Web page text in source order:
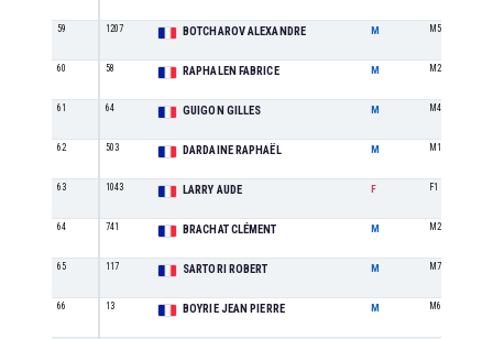
59 1207 BOTCHAROV ALEXANDRE M M5
60 58 RAPHALEN FABRICE M M2
61 64 GUIGON GILLES M M4
62 503 DARDAINE RAPHAËL M M1
63 1043 LARRY AUDE F F1
64 741 BRACHAT CLÉMENT M M2
65 117 SARTORI ROBERT M M7
66 13 BOYRIE JEAN PIERRE M M6